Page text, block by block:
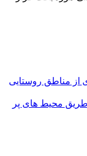
از مناطق روستایی
طریق محیط های پر